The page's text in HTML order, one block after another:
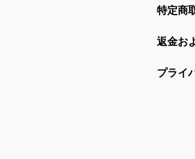
特定商
返金お
プライ